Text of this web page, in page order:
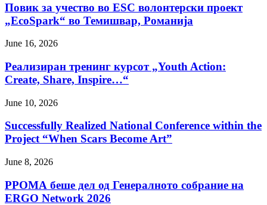
Повик за учество во ESC волонтерски проект
„EcoSpark“ во Темишвар, Романија
June 16, 2026
Реализиран тренинг курсот „Youth Action:
Create, Share, Inspire…“
June 10, 2026
Successfully Realized National Conference within the
Project “When Scars Become Art”
June 8, 2026
РРОМА беше дел од Генералното собрание на
ERGO Network 2026